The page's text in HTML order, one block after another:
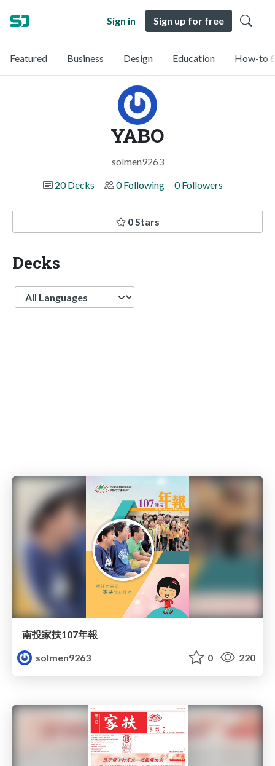
Sign in Sign up for free
Featured Business Design Education How-to
YABO
solmen9263
20 Decks
0 Following 0 Followers
0 Stars
Decks
Language
南投家扶107年報
solmen9263
0 220